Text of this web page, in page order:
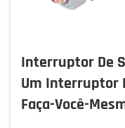
Interruptor De
Um Interruptor
Faça-Você-